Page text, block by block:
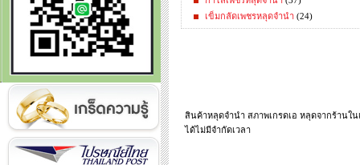
เข็มกลัดเพชรหลุดจำนำ (24)
สินค้าหลุดจำนำ สภาพเกรดเอ หลุดจากร้านใ
ได้ไม่มีจำกัดเวลา